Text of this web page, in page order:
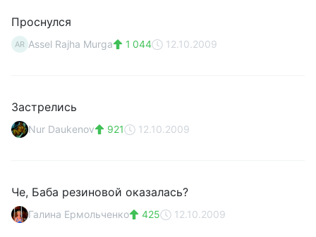
Проснулся
AR Assel Rajha Murga 1 044 12.10.2009
Застрелись
Nur Daukenov 921 12.10.2009
Че, Баба резиновой оказалась?
Галина Ермольченко 425 12.10.2009